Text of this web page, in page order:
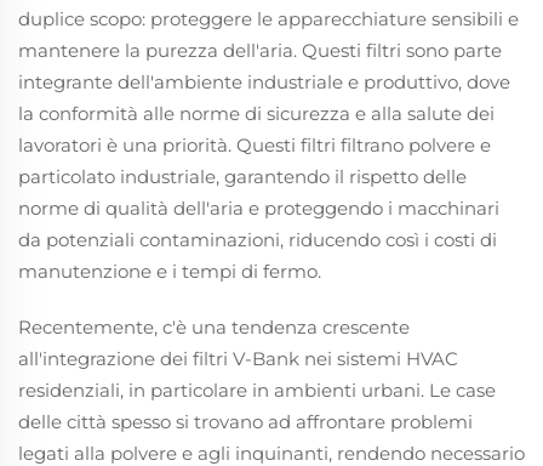
duplice scopo: proteggere le apparecchiature sensibili e
mantenere la purezza dell'aria. Questi filtri sono parte
integrante dell'ambiente industriale e produttivo, dove
la conformità alle norme di sicurezza e alla salute dei
lavoratori è una priorità. Questi filtri filtrano polvere e
particolato industriale, garantendo il rispetto delle
norme di qualità dell'aria e proteggendo i macchinari
da potenziali contaminazioni, riducendo così i costi di
manutenzione e i tempi di fermo.
Recentemente, c'è una tendenza crescente
all'integrazione dei filtri V-Bank nei sistemi HVAC
residenziali, in particolare in ambienti urbani. Le case
delle città spesso si trovano ad affrontare problemi
legati alla polvere e agli inquinanti, rendendo necessario